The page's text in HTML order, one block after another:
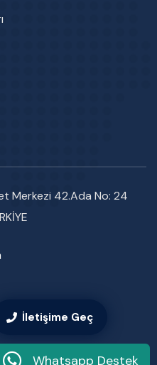
Merkezi 42.Ada No: 24
İletişime Geç
Whatsapp Destek